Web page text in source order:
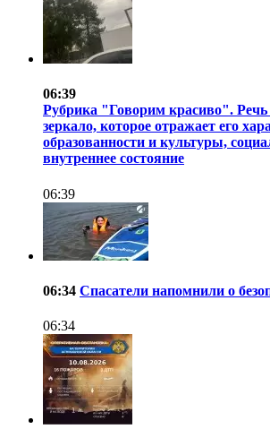
06:39
Рубрика "Говорим красиво". Речь
зеркало, которое отражает его
образованности и культуры,
внутреннее состояние
06:39
06:34 Спасатели напомнили о
06:34